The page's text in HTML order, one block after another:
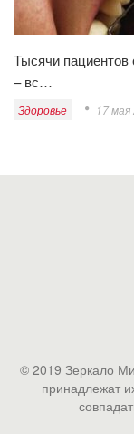
Тысячи пациентов
– вс…
Здоровье 17
© 2019 Зеркало
принадлежат